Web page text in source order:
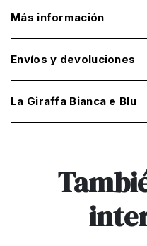
Más información
Envíos y devoluciones
La Giraffa Bianca e Blu